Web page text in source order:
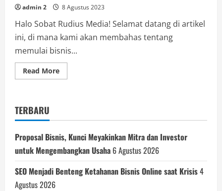
admin 2 8 Agustus 2023
Halo Sobat Rudius Media! Selamat datang di artikel
ini, di mana kami akan membahas tentang
memulai bisnis...
Read MoreRead
more
Printing:
dan
Peluang
TERBARU
Proposal Bisnis, Kunci Meyakinkan Mitra dan Investor
untuk Mengembangkan Usaha 6 Agustus 2026
SEO Menjadi Benteng Ketahanan Bisnis Online saat Krisis4
Agustus 2026